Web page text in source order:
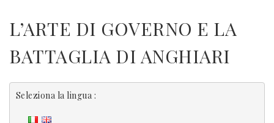
L’ARTE DI GOVERNO E LA
BATTAGLIA DI ANGHIARI
Seleziona la lingua :